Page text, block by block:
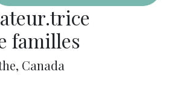
familles
, Canada